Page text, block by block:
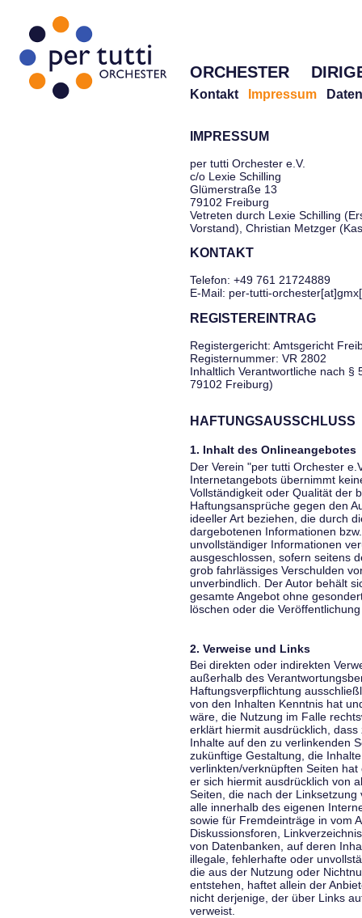
ORCHESTER
Kontakt Impressum
IMPRESSUM
per tutti Orchester e.V.
c/o Lexie Schilling
Glümerstraße 13
79102 Freiburg
Vetreten durch Lexie Schilling
Vorstand), Christian Metzger
KONTAKT
Telefon: +49 761 21724889
E-Mail: per-tutti-
REGISTEREINTRAG
Registergericht: Amtsgericht
Registernummer: VR 2802
Inhaltlich Verantwortliche nach §
79102 Freiburg)
HAFTUNGSAUSSCHLUSS
1. Inhalt des Onlineangebotes
Der Verein "per tutti Orchester
Internetangebots übernimmt
Vollständigkeit oder Qualität der
Haftungsansprüche gegen den
ideeller Art beziehen, die durch
dargebotenen Informationen
unvollständiger Informationen
ausgeschlossen, sofern seitens
grob fahrlässiges Verschulden
unverbindlich. Der Autor behält
gesamte Angebot ohne
löschen oder die
2. Verweise und Links
Bei direkten oder indirekten
außerhalb des
Haftungsverpflichtung
von den Inhalten Kenntnis hat
wäre, die Nutzung im Falle
erklärt hiermit ausdrücklich,
Inhalte auf den zu verlinkenden
zukünftige Gestaltung, die
verlinkten/verknüpften Seiten
er sich hiermit ausdrücklich von
Seiten, die nach der
alle innerhalb des eigenen
sowie für Fremdeinträge in vom
Diskussionsforen,
von Datenbanken, auf deren
illegale, fehlerhafte oder
die aus der Nutzung oder
entstehen, haftet allein der
nicht derjenige, der über Links
verweist.